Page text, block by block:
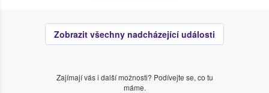
Zobrazit všechny nadcházející události
Zajímají vás i další možnosti? Podívejte se, co tu
máme.